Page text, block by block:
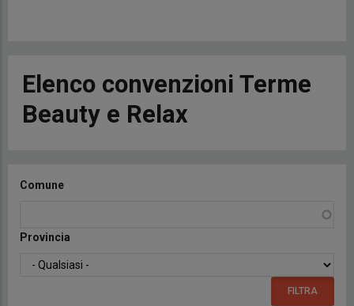
Elenco convenzioni Terme
Beauty e Relax
Comune
Provincia